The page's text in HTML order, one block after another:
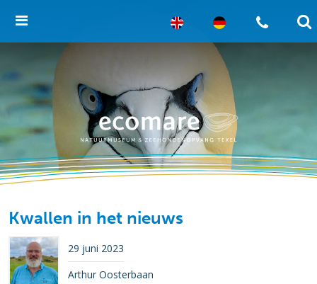
Kwallen in het nieuws
29 juni 2023
Arthur Oosterbaan